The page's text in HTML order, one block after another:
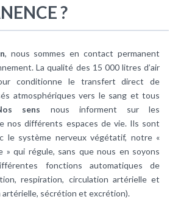
?
, nous sommes en contact permanent
La qualité des 15 000 litres d’air
conditionne le transfert direct de
atmosphériques vers le sang et tous
sens nous informent sur les
nos différents espaces de vie. Ils sont
le système nerveux végétatif, notre «
» qui régule, sans que nous en soyons
fonctions automatiques de
respiration, circulation artérielle et
artérielle, sécrétion et excrétion).